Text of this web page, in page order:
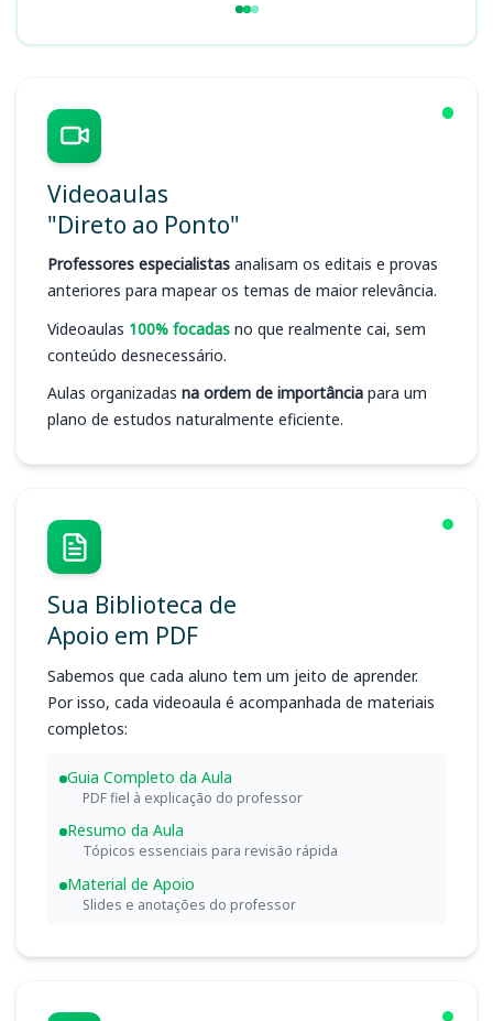
Videoaulas
"Direto ao Ponto"
Professores especialistas analisam os editais e provas
anteriores para mapear os temas de maior relevância.
Videoaulas 100% focadas no que realmente cai, sem
conteúdo desnecessário.
Aulas organizadas na ordem de importância para um
plano de estudos naturalmente eficiente.
Sua Biblioteca de
Apoio em PDF
Sabemos que cada aluno tem um jeito de aprender.
Por isso, cada videoaula é acompanhada de materiais
completos:
Guia Completo da Aula
PDF fiel à explicação do professor
Resumo da Aula
Tópicos essenciais para revisão rápida
Material de Apoio
Slides e anotações do professor